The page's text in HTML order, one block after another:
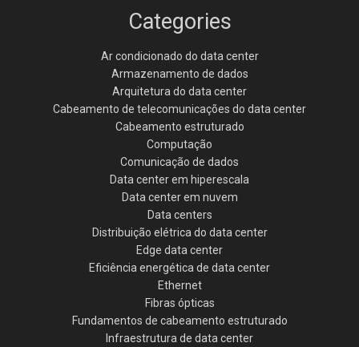
Categories
Ar condicionado do data center
Armazenamento de dados
Arquitetura do data center
Cabeamento de telecomunicações do data center
Cabeamento estruturado
Computação
Comunicação de dados
Data center em hiperescala
Data center em nuvem
Data centers
Distribuição elétrica do data center
Edge data center
Eficiência energética de data center
Ethernet
Fibras ópticas
Fundamentos de cabeamento estruturado
Infraestrutura de data center